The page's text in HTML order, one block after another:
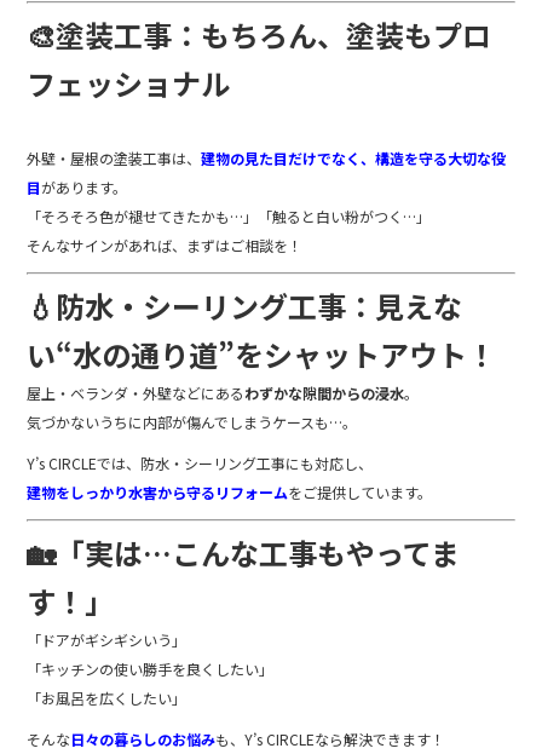
🎨塗装工事：もちろん、塗装もプロ
フェッショナル
外壁・屋根の塗装工事は、建物の見た目だけでなく、構造を守る大切な役
目があります。
「そろそろ色が褪せてきたかも…」「触ると白い粉がつく…」
そんなサインがあれば、まずはご相談を！
💧防水・シーリング工事：見えな
い“水の通り道”をシャットアウト！
屋上・ベランダ・外壁などにあるわずかな隙間からの浸水。
気づかないうちに内部が傷んでしまうケースも…。
Y’s CIRCLEでは、防水・シーリング工事にも対応し、
建物をしっかり水害から守るリフォームをご提供しています。
🏡「実は…こんな工事もやってま
す！」
「ドアがギシギシいう」
「キッチンの使い勝手を良くしたい」
「お風呂を広くしたい」
そんな日々の暮らしのお悩みも、Y’s CIRCLEなら解決できます！